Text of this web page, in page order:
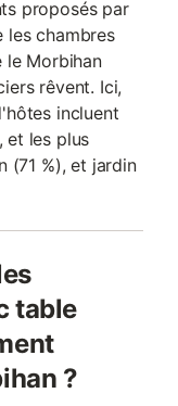
proposés par
les chambres
le Morbihan
rêvent. Ici,
incluent
et les plus
(71 %), et jardin
table
?